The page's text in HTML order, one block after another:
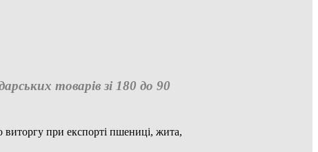
товарів зі 180 до 90
при експорті пшениці, жита,